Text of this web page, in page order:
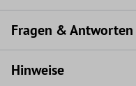
Fragen & Antworten
Hinweise